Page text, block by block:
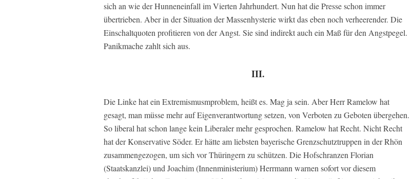
sich an wie der Hunneneinfall im Vierten Jahrhundert. Nun hat die Presse schon immer
übertrieben. Aber in der Situation der Massenhysterie wirkt das eben noch verheerender. Die
Einschaltquoten profitieren von der Angst. Sie sind indirekt auch ein Maß für den Angstpegel.
Panikmache zahlt sich aus.
III.
Die Linke hat ein Extremismusmproblem, heißt es. Mag ja sein. Aber Herr Ramelow hat
gesagt, man müsse mehr auf Eigenverantwortung setzen, von Verboten zu Geboten übergehen.
So liberal hat schon lange kein Liberaler mehr gesprochen. Ramelow hat Recht. Nicht Recht
hat der Konservative Söder. Er hätte am liebsten bayerische Grenzschutztruppen in der Rhön
zusammengezogen, um sich vor Thüringern zu schützen. Die Hofschranzen Florian
(Staatskanzlei) und Joachim (Innenministerium) Herrmann warnen sofort vor diesem